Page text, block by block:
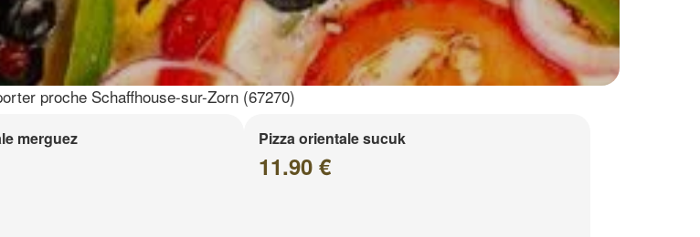
proche Schaffhouse-sur-Zorn (67270)
merguez Pizza orientale sucuk
11.90 €